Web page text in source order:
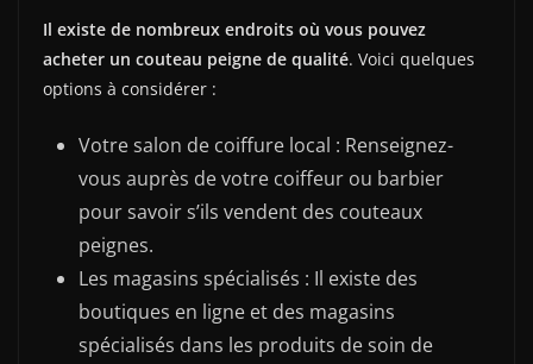
Il existe de nombreux endroits où vous pouvez
acheter un couteau peigne de qualité. Voici quelques
options à considérer :
Votre salon de coiffure local : Renseignez-
vous auprès de votre coiffeur ou barbier
pour savoir s’ils vendent des couteaux
peignes.
Les magasins spécialisés : Il existe des
boutiques en ligne et des magasins
spécialisés dans les produits de soin de